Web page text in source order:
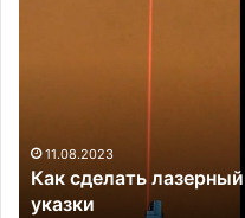
11.08.2023
Как сделать
указки